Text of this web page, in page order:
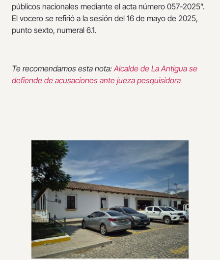
públicos nacionales mediante el acta número 057-2025”.
El vocero se refirió a la sesión del 16 de mayo de 2025,
punto sexto, numeral 6.1.
Te recomendamos esta nota:Alcalde de La Antigua se
defiende de acusaciones ante jueza pesquisidora